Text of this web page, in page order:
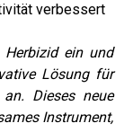
verbessert
Herbizid ein und
Lösung für
Dieses neue
Instrument,